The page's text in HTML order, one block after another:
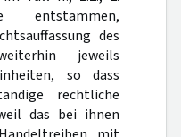
entstammen,
des
jeweils
so dass
rechtliche
das bei ihnen